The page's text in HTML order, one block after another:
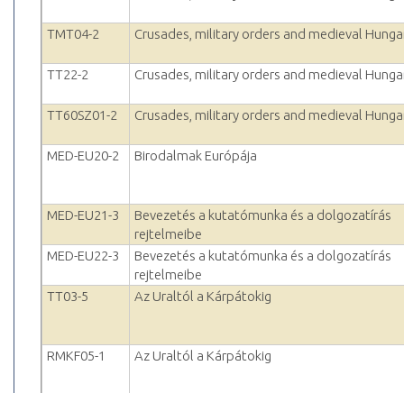
TMT04-2 Crusades, military orders and medieval
TT22-2 Crusades, military orders and medieval
TT60SZ01-2 Crusades, military orders and medieval
MED-EU20-2 Birodalmak Európája
MED-EU21-3
Bevezetés a kutatómunka és a dolgozatírás
rejtelmeibe
MED-EU22-3
Bevezetés a kutatómunka és a dolgozatírás
rejtelmeibe
TT03-5
Az Uraltól a Kárpátokig
RMKF05-1 Az Uraltól a Kárpátokig